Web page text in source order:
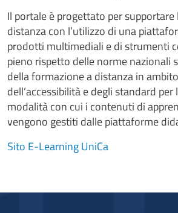
Il portale è progettato per
distanza con l’utilizzo di una
prodotti multimediali e di strumenti
pieno rispetto delle norme nazionali
della formazione a distanza in
dell’accessibilità e degli standard
modalità con cui i contenuti di
vengono gestiti dalle piattaforme
Sito E-Learning UniCa